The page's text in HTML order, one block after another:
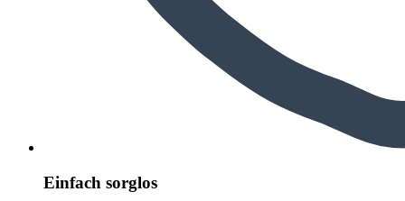
Einfach sorglos